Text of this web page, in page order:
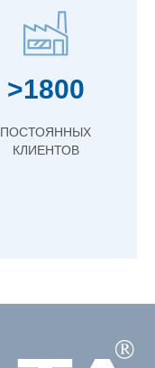
>1800
ПОСТОЯННЫХ
КЛИЕНТОВ